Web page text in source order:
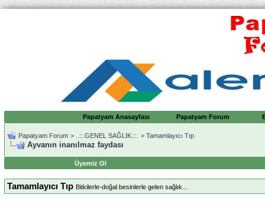
Papatyam Anasayfası Papatyam Forum
Papatyam Forum > ..::.GENEL SAĞLIK.::. > Tamamlayıcı Tıp
Ayvanın inanılmaz faydası
Üyemiz Ol
Tamamlayıcı Tıp Bitkilerle-doğal besinlerle gelen sağlık...